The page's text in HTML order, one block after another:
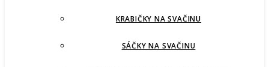
KRABIČKY NA SVAČINU
SÁČKY NA SVAČINU